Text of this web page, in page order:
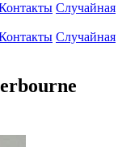
Случайная
Случайная